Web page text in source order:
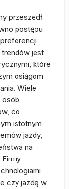
przeszedł
postępu
trendów jest
które
osiągom
Wiele
osób
co
istotnym
jazdy,
na
Firmy
czy jazdę w